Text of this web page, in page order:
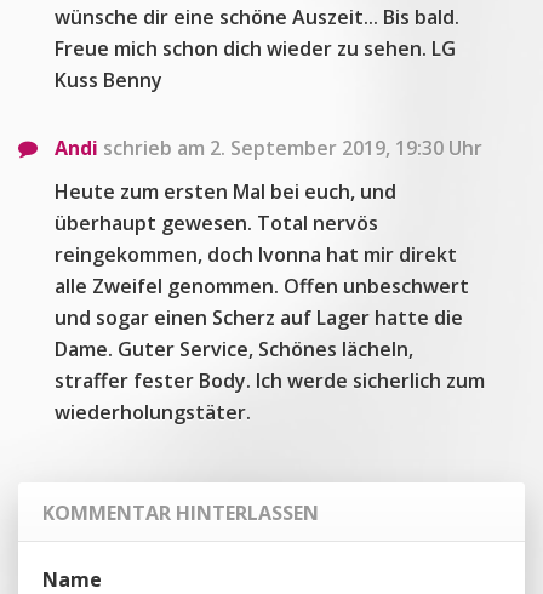
wünsche dir eine schöne Auszeit... Bis bald.
Freue mich schon dich wieder zu sehen. LG
Kuss Benny
Andi schrieb am 2. September 2019, 19:30 Uhr
Heute zum ersten Mal bei euch, und
überhaupt gewesen. Total nervös
reingekommen, doch Ivonna hat mir direkt
alle Zweifel genommen. Offen unbeschwert
und sogar einen Scherz auf Lager hatte die
Dame. Guter Service, Schönes lächeln,
straffer fester Body. Ich werde sicherlich zum
wiederholungstäter.
KOMMENTAR HINTERLASSEN
Name